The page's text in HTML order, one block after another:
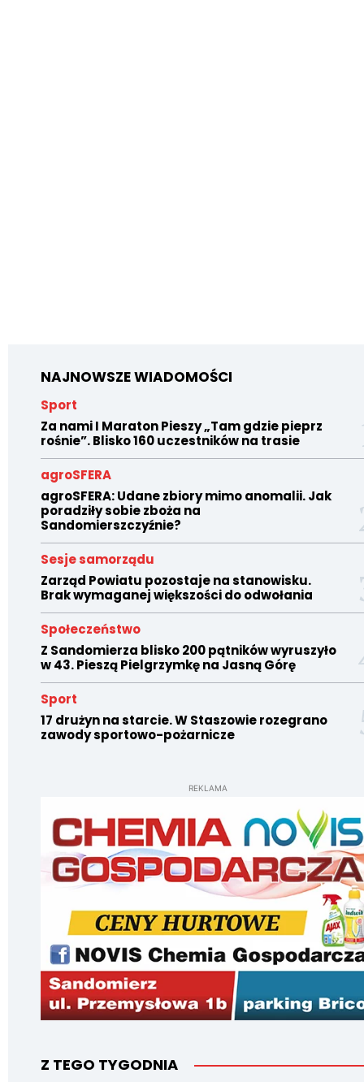
NAJNOWSZE WIADOMOŚCI
Sport
Za nami I Maraton Pieszy „Tam gdzie pieprz
rośnie”. Blisko 160 uczestników na trasie
agroSFERA
agroSFERA: Udane zbiory mimo anomalii. Jak
poradziły sobie zboża na
Sandomierszczyźnie?
Sesje samorządu
Zarząd Powiatu pozostaje na stanowisku.
Brak wymaganej większości do odwołania
Społeczeństwo
Z Sandomierza blisko 200 pątników wyruszyło
w 43. Pieszą Pielgrzymkę na Jasną Górę
Sport
17 drużyn na starcie. W Staszowie rozegrano
zawody sportowo-pożarnicze
REKLAMA
Z TEGO TYGODNIA